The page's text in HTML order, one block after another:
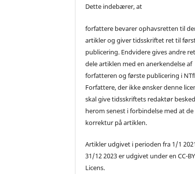
Dette indebærer, at
forfattere bevarer ophavsretten til
artikler og giver tidsskriftet ret til
publicering. Endvidere gives andre
dele artiklen med en anerkendelse af
forfatteren og første publicering i
Forfattere, der ikke ønsker denne
skal give tidsskriftets redaktør besked
herom senest i forbindelse med at
korrektur på artiklen.
Artikler udgivet i perioden fra 1/1
31/12 2023 er udgivet under en CC-
Licens.